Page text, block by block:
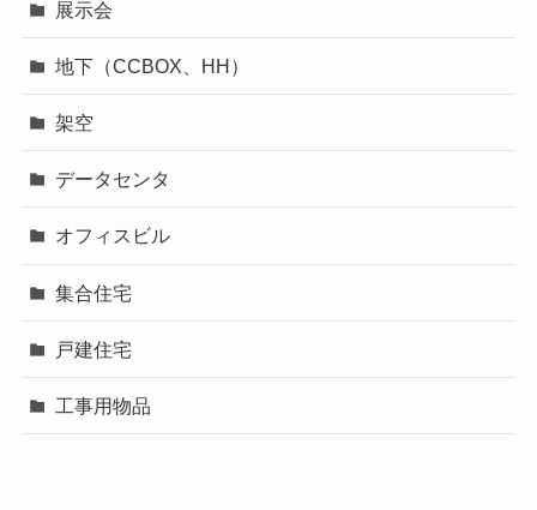
展示会
地下（CCBOX、HH）
架空
データセンタ
オフィスビル
集合住宅
戸建住宅
工事用物品